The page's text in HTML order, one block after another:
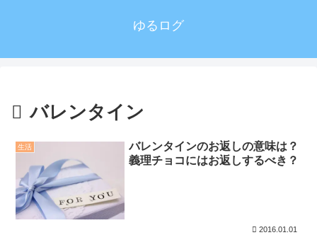
ゆるログ
バレンタイン
生活
バレンタインのお返しの意味は？
義理チョコにはお返しするべき？
2016.01.01